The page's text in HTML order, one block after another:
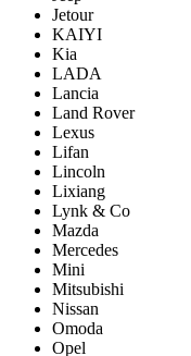
Jetour
KAIYI
Kia
LADA
Lancia
Land Rover
Lexus
Lifan
Lincoln
Lixiang
Lynk & Co
Mazda
Mercedes
Mini
Mitsubishi
Nissan
Omoda
Opel